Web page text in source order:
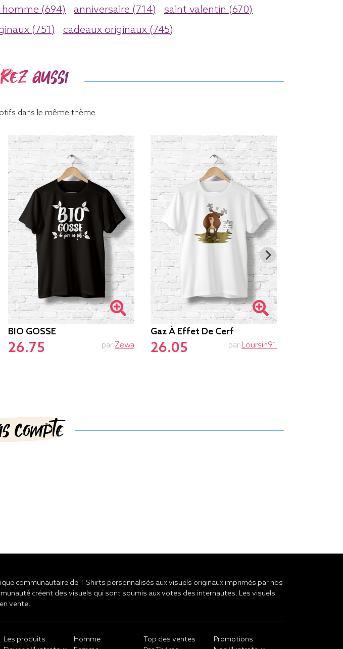
(694) anniversaire (714)
saint valentin (670)
(751) cadeaux originaux (745)
aussi
dans le même thème
BIO GOSSE
26.75 par Zewa
Gaz À Effet De Cerf
26.05 par Loursin91
compte
communautaire de T-Shirts personnalisés aux visuels originaux imprimés par nos
créent des visuels qui sont soumis aux votes des internautes. Les visuels
vente.
Les produits
Homme
Top des ventes
Promotions